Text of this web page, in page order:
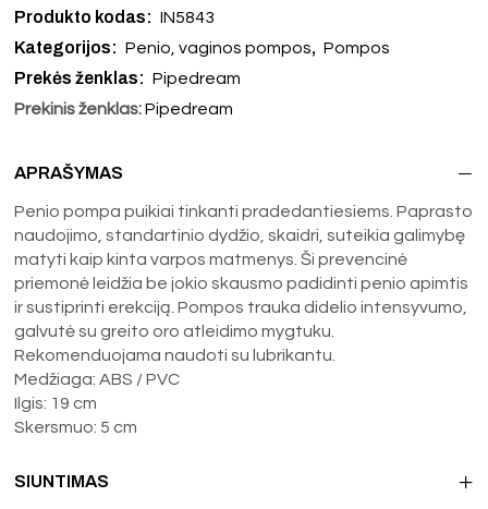
Produkto kodas: IN5843
Kategorijos: Penio, vaginos pompos, Pompos
Prekės ženklas: Pipedream
Prekinis ženklas: Pipedream
APRAŠYMAS
Penio pompa puikiai tinkanti pradedantiesiems. Paprasto
naudojimo, standartinio dydžio, skaidri, suteikia galimybę
matyti kaip kinta varpos matmenys. Ši prevencinė
priemonė leidžia be jokio skausmo padidinti penio apimtis
ir sustiprinti erekciją. Pompos trauka didelio intensyvumo,
galvutė su greito oro atleidimo mygtuku.
Rekomenduojama naudoti su lubrikantu.
Medžiaga: ABS / PVC
Ilgis: 19 cm
Skersmuo: 5 cm
SIUNTIMAS